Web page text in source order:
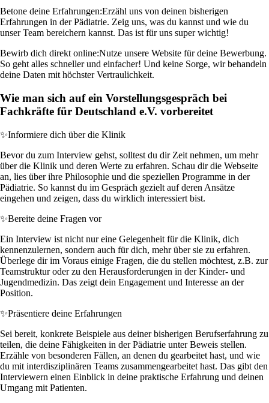
Betone deine Erfahrungen:Erzähl uns von deinen bisherigen
Erfahrungen in der Pädiatrie. Zeig uns, was du kannst und wie du
unser Team bereichern kannst. Das ist für uns super wichtig!
Bewirb dich direkt online:Nutze unsere Website für deine Bewerbung.
So geht alles schneller und einfacher! Und keine Sorge, wir behandeln
deine Daten mit höchster Vertraulichkeit.
Wie man sich auf ein Vorstellungsgespräch bei
Fachkräfte für Deutschland e.V. vorbereitet
✨Informiere dich über die Klinik
Bevor du zum Interview gehst, solltest du dir Zeit nehmen, um mehr
über die Klinik und deren Werte zu erfahren. Schau dir die Webseite
an, lies über ihre Philosophie und die speziellen Programme in der
Pädiatrie. So kannst du im Gespräch gezielt auf deren Ansätze
eingehen und zeigen, dass du wirklich interessiert bist.
✨Bereite deine Fragen vor
Ein Interview ist nicht nur eine Gelegenheit für die Klinik, dich
kennenzulernen, sondern auch für dich, mehr über sie zu erfahren.
Überlege dir im Voraus einige Fragen, die du stellen möchtest, z.B. zur
Teamstruktur oder zu den Herausforderungen in der Kinder- und
Jugendmedizin. Das zeigt dein Engagement und Interesse an der
Position.
✨Präsentiere deine Erfahrungen
Sei bereit, konkrete Beispiele aus deiner bisherigen Berufserfahrung zu
teilen, die deine Fähigkeiten in der Pädiatrie unter Beweis stellen.
Erzähle von besonderen Fällen, an denen du gearbeitet hast, und wie
du mit interdisziplinären Teams zusammengearbeitet hast. Das gibt den
Interviewern einen Einblick in deine praktische Erfahrung und deinen
Umgang mit Patienten.